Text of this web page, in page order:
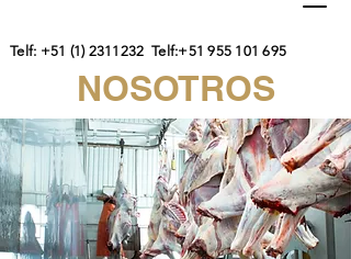
​Telf: +51 (1) 2311232 Telf:+51 955 101 695
NOSOTROS